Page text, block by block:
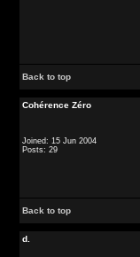
Back to top
Cohérence Zéro
Joined: 15 Jun 2004
Posts: 29
Back to top
d.